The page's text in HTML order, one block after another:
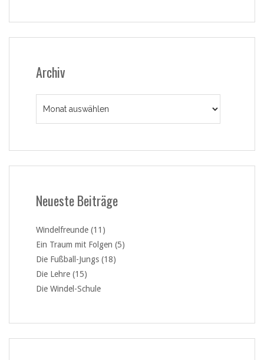
Archiv
Neueste Beiträge
Windelfreunde (11)
Ein Traum mit Folgen (5)
Die Fußball-Jungs (18)
Die Lehre (15)
Die Windel-Schule